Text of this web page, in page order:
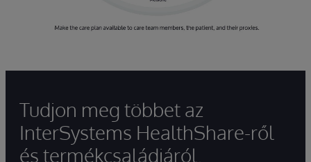
Tudjon meg többet az
InterSystems HealthShare-ről
és termékcsaládjáról.